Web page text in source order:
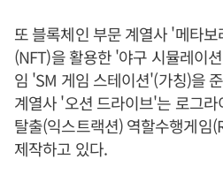
또 블록체인 부문 계열사 '메타
(NFT)을 활용한 '야구 시뮬레이
임 'SM 게임 스테이션'(가칭)을
계열사 '오션 드라이브'는 로그
탈출(익스트랙션) 역할수행게임
제작하고 있다.